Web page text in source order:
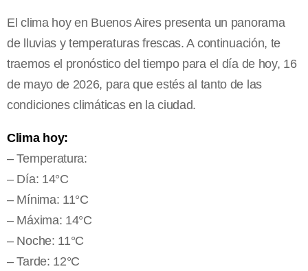
El clima hoy en Buenos Aires presenta un panorama
de lluvias y temperaturas frescas. A continuación, te
traemos el pronóstico del tiempo para el día de hoy, 16
de mayo de 2026, para que estés al tanto de las
condiciones climáticas en la ciudad.
Clima hoy:
– Temperatura:
– Día: 14°C
– Mínima: 11°C
– Máxima: 14°C
– Noche: 11°C
– Tarde: 12°C